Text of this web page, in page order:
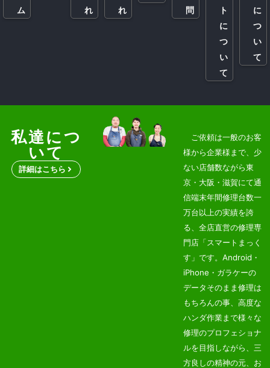
ム
れ
れ
問
ト
に
つ
い
て
に
つ
い
て
私達につ
いて
詳細はこちら
ご依頼は一般のお客
様から企業様まで、少
ない店舗数ながら東
京・大阪・滋賀にて通
信端末年間修理台数一
万台以上の実績を誇
る、全店直営の修理専
門店「スマートまっく
す」です。Android・
iPhone・ガラケーの
データそのまま修理は
もちろんの事、高度な
ハンダ作業まで様々な
修理のプロフェショナ
ルを目指しながら、三
方良しの精神の元、お